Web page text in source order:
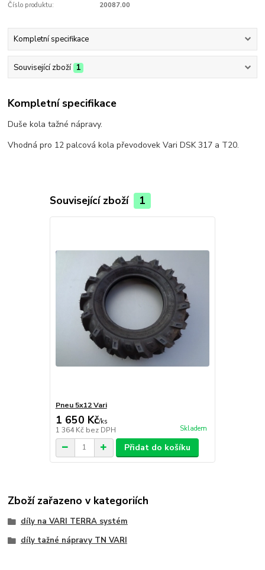
Číslo produktu: 20087.00
Kompletní specifikace
Související zboží 1
Kompletní specifikace
Duše kola tažné nápravy.
Vhodná pro 12 palcová kola převodovek Vari DSK 317 a T20.
Související zboží 1
Pneu 5x12 Vari
1 650 Kč/ks
1 364 Kč bez DPH Skladem
Přidat do košíku
Zboží zařazeno v kategoriích
díly na VARI TERRA systém
díly tažné nápravy TN VARI